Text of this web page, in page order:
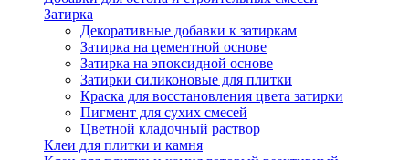
Затирка
Декоративные добавки к затиркам
Затирка на цементной основе
Затирка на эпоксидной основе
Затирки силиконовые для плитки
Краска для восстановления цвета затирки
Пигмент для сухих смесей
Цветной кладочный раствор
Клеи для плитки и камня